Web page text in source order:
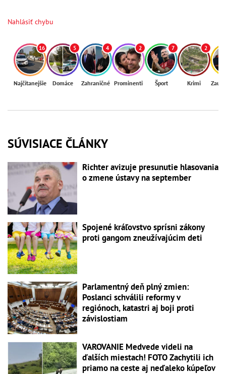
Nahlásiť chybu
16
Najčítanejšie
5
Domáce
4
Zahraničné
2
Prominenti
7
Šport
2
Krimi
SÚVISIACE ČLÁNKY
Richter avizuje presunutie hlasovania
o zmene ústavy na september
Spojené kráľovstvo sprísni zákony
proti gangom zneužívajúcim deti
Parlamentný deň plný zmien:
Poslanci schválili reformy v
regiónoch, katastri aj boji proti
závislostiam
VAROVANIE Medvede videli na
ďalších miestach! FOTO Zachytili ich
priamo na ceste aj neďaleko kúpeľov